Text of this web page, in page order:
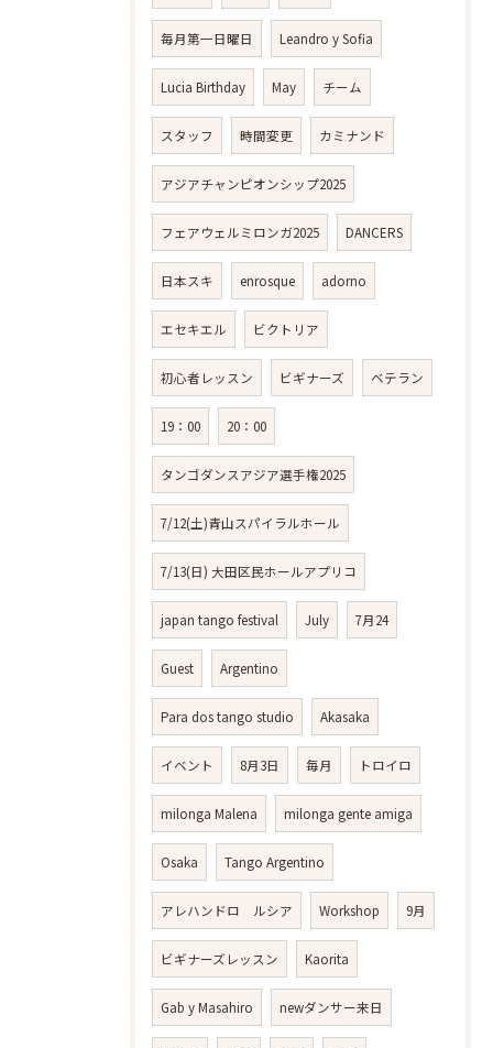
毎月第一日曜日 Leandro y Sofia
Lucia Birthday May チーム
スタッフ 時間変更 カミナンド
アジアチャンピオンシップ2025
フェアウェルミロンガ2025 DANCERS
日本スキ enrosque adorno
エセキエル ビクトリア
初心者レッスン ビギナーズ ベテラン
19：00 20：00
タンゴダンスアジア選手権2025
7/12(土)青山スパイラルホール
7/13(日) 大田区民ホールアプリコ
japan tango festival July 7月24
Guest Argentino
Para dos tango studio Akasaka
イベント 8月3日 毎月 トロイロ
milonga Malena milonga gente amiga
Osaka Tango Argentino
アレハンドロ ルシア Workshop 9月
ビギナーズレッスン Kaorita
Gab y Masahiro newダンサー来日